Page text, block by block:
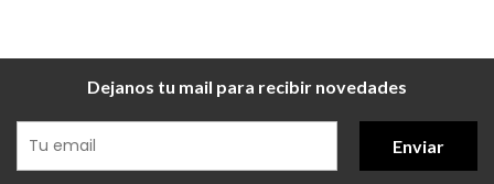
Dejanos tu mail para recibir novedades
Enviar